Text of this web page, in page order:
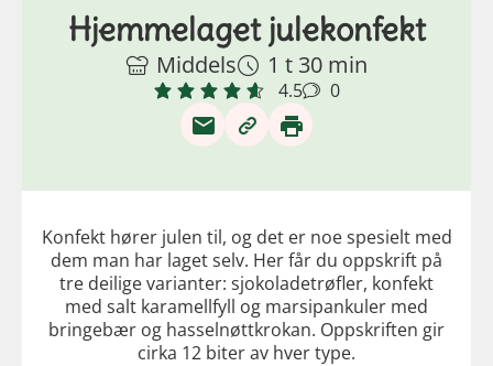
Hjemmelaget julekonfekt
Middels 1 t 30 min
4.5 0
Konfekt hører julen til, og det er noe spesielt med
dem man har laget selv. Her får du oppskrift på
tre deilige varianter: sjokoladetrøfler, konfekt
med salt karamellfyll og marsipankuler med
bringebær og hasselnøttkrokan. Oppskriften gir
cirka 12 biter av hver type.